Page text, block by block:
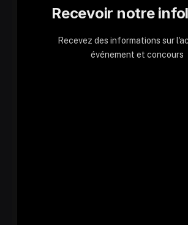
Recevoir notre
Recevez des informations sur
événement et concours